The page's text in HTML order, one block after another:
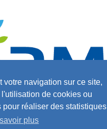
votre navigation sur ce site,
de cookies ou
pour réaliser des statistiques
plus